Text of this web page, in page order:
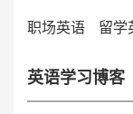
职场英语 留学
英语学习博客